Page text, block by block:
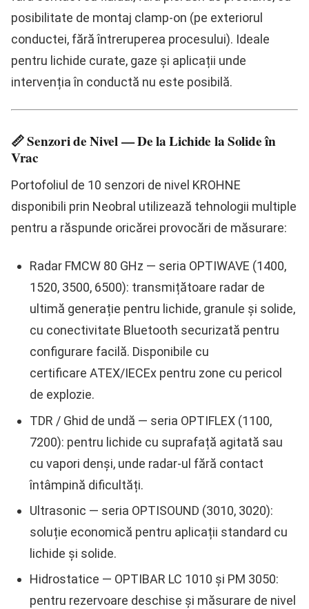
posibilitate de montaj clamp-on (pe exteriorul
conductei, fără întreruperea procesului). Ideale
pentru lichide curate, gaze și aplicații unde
intervenția în conductă nu este posibilă.
📏 Senzori de Nivel — De la Lichide la Solide în
Vrac
Portofoliul de 10 senzori de nivel KROHNE
disponibili prin Neobral utilizează tehnologii multiple
pentru a răspunde oricărei provocări de măsurare:
Radar FMCW 80 GHz — seria OPTIWAVE (1400,
1520, 3500, 6500): transmițătoare radar de
ultimă generație pentru lichide, granule și solide,
cu conectivitate Bluetooth securizată pentru
configurare facilă. Disponibile cu
certificare ATEX/IECEx pentru zone cu pericol
de explozie.
TDR / Ghid de undă — seria OPTIFLEX (1100,
7200): pentru lichide cu suprafață agitată sau
cu vapori denși, unde radar-ul fără contact
întâmpină dificultăți.
Ultrasonic — seria OPTISOUND (3010, 3020):
soluție economică pentru aplicații standard cu
lichide și solide.
Hidrostatice — OPTIBAR LC 1010 și PM 3050:
pentru rezervoare deschise și măsurare de nivel